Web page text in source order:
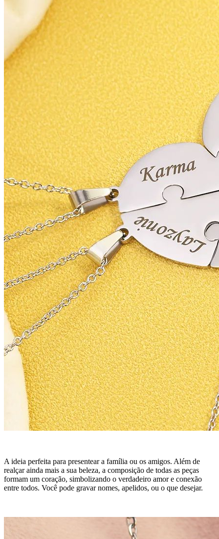
A ideia perfeita para presentear a família ou os amigos. Além de
realçar ainda mais a sua beleza, a composição de todas as peças
formam um coração, simbolizando o verdadeiro amor e conexão
entre todos. Você pode gravar nomes, apelidos, ou o que desejar.